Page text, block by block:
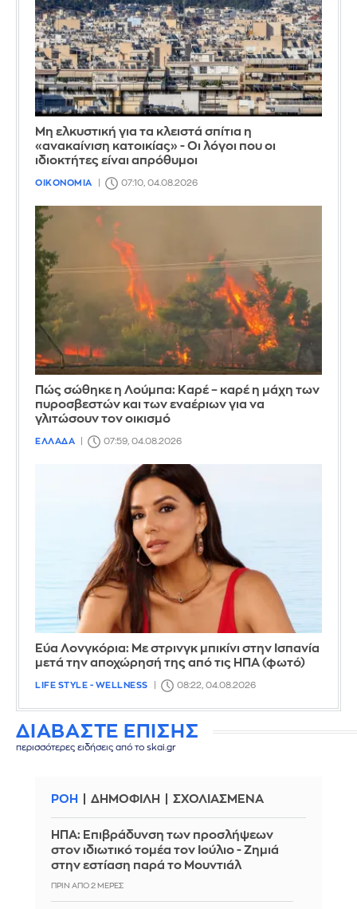
Μη ελκυστική για τα κλειστά σπίτια η
«ανακαίνιση κατοικίας» - Οι λόγοι που οι
ιδιοκτήτες είναι απρόθυμοι
ΟΙΚΟΝΟΜΙΑ 07:10, 04.08.2026
Πώς σώθηκε η Λούμπα: Καρέ – καρέ η μάχη των
πυροσβεστών και των εναέριων για να
γλιτώσουν τον οικισμό
ΕΛΛΑΔΑ 07:59, 04.08.2026
Εύα Λονγκόρια: Με στρινγκ μπικίνι στην Ισπανία
μετά την αποχώρησή της από τις ΗΠΑ (φωτό)
LIFE STYLE - WELLNESS 08:22, 04.08.2026
ΔΙΑΒΑΣΤΕ ΕΠΙΣΗΣ
περισσότερες ειδήσεις από το skai.gr
ΡΟΗ ΔΗΜΟΦΙΛΗ ΣΧΟΛΙΑΣΜΕΝΑ
ΗΠΑ: Επιβράδυνση των προσλήψεων
στον ιδιωτικό τομέα τον Ιούλιο - Ζημιά
στην εστίαση παρά το Μουντιάλ
ΠΡΙΝ ΑΠΌ 2 ΜΈΡΕΣ